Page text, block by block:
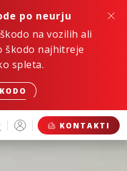
po neurju
na vozilih ali
škodo najhitreje
spleta.
KONTAKTI